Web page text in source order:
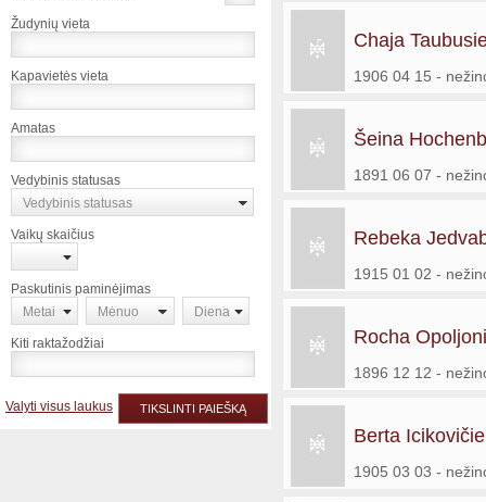
Žudynių vieta
Kapavietės vieta
Amatas
Vedybinis statusas
Vedybinis statusas
Vaikų skaičius
Paskutinis paminėjimas
Metai
Mėnuo Diena
Kiti raktažodžiai
Valyti visus laukus TIKSLINTI PAIEŠKĄ
Chaja
1906 04 15 -
Šeina
1891 06 07 -
Rebeka
1915 01 02 -
Rocha
1896 12 12 -
Berta
1905 03 03 -